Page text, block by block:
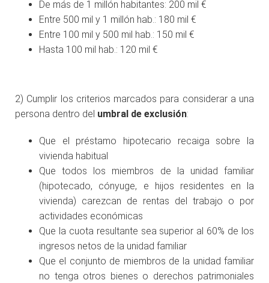
De más de 1 millón habitantes: 200 mil €
Entre 500 mil y 1 millón hab.: 180 mil €
Entre 100 mil y 500 mil hab.: 150 mil €
Hasta 100 mil hab.: 120 mil €
2) Cumplir los criterios marcados para considerar a una
persona dentro del umbral de exclusión:
Que el préstamo hipotecario recaiga sobre la
vivienda habitual
Que todos los miembros de la unidad familiar
(hipotecado, cónyuge, e hijos residentes en la
vivienda) carezcan de rentas del trabajo o por
actividades económicas
Que la cuota resultante sea superior al 60% de los
ingresos netos de la unidad familiar
Que el conjunto de miembros de la unidad familiar
no tenga otros bienes o derechos patrimoniales